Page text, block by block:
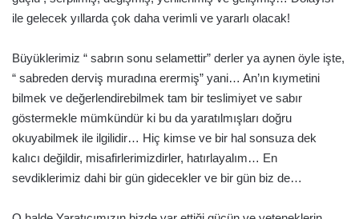
ile gelecek yıllarda çok daha verimli ve yararlı olacak!
Büyüklerimiz “ sabrın sonu selamettir” derler ya aynen öyle işte,
“ sabreden derviş muradına erermiş” yani… An’ın kıymetini
bilmek ve değerlendirebilmek tam bir teslimiyet ve sabır
göstermekle mümkündür ki bu da yaratılmışları doğru
okuyabilmek ile ilgilidir… Hiç kimse ve bir hal sonsuza dek
kalıcı değildir, misafirlerimizdirler, hatırlayalım… En
sevdiklerimiz dahi bir gün gidecekler ve bir gün biz de…